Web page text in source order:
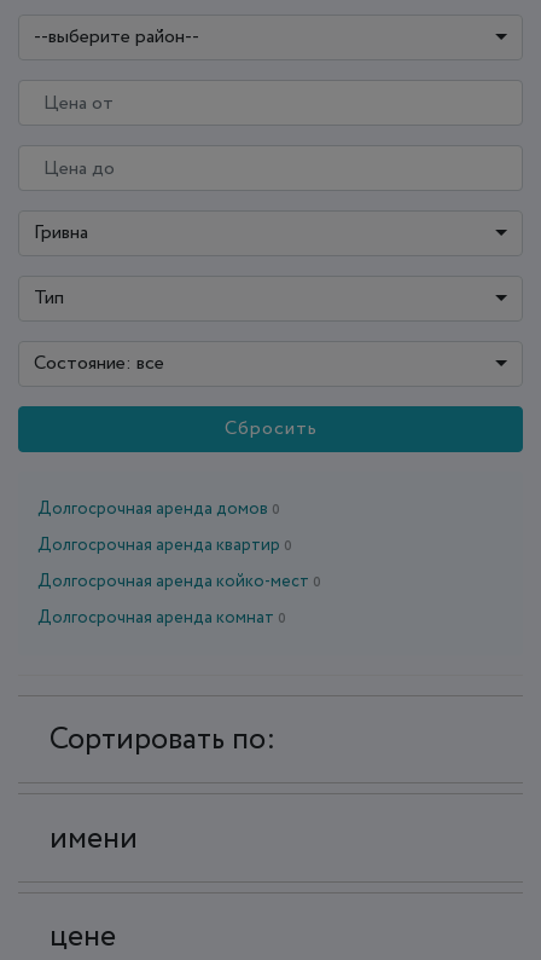
--выберите район--
Гривна
Тип
Состояние: все
Сбросить
Долгосрочная аренда домов 0
Долгосрочная аренда квартир 0
Долгосрочная аренда койко-мест 0
Долгосрочная аренда комнат 0
Сортировать по:
имени
цене